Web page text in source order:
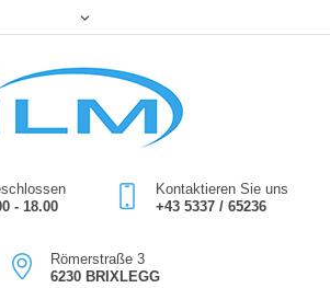
- 18.00
Kontaktieren Sie uns
+43 5337 / 65236
Römerstraße 3
6230 BRIXLEGG